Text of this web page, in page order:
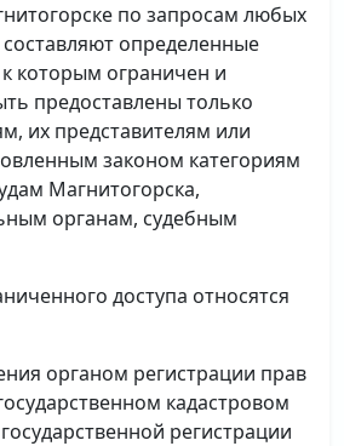
по запросам любых
определенные
к которым ограничен и
предоставлены только
их представителям или
законом категориям
Магнитогорска,
органам, судебным
доступа относятся
органом регистрации прав
кадастровом
регистрации